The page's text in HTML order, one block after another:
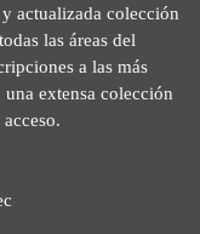
actualizada colección
las áreas del
a las más
extensa colección